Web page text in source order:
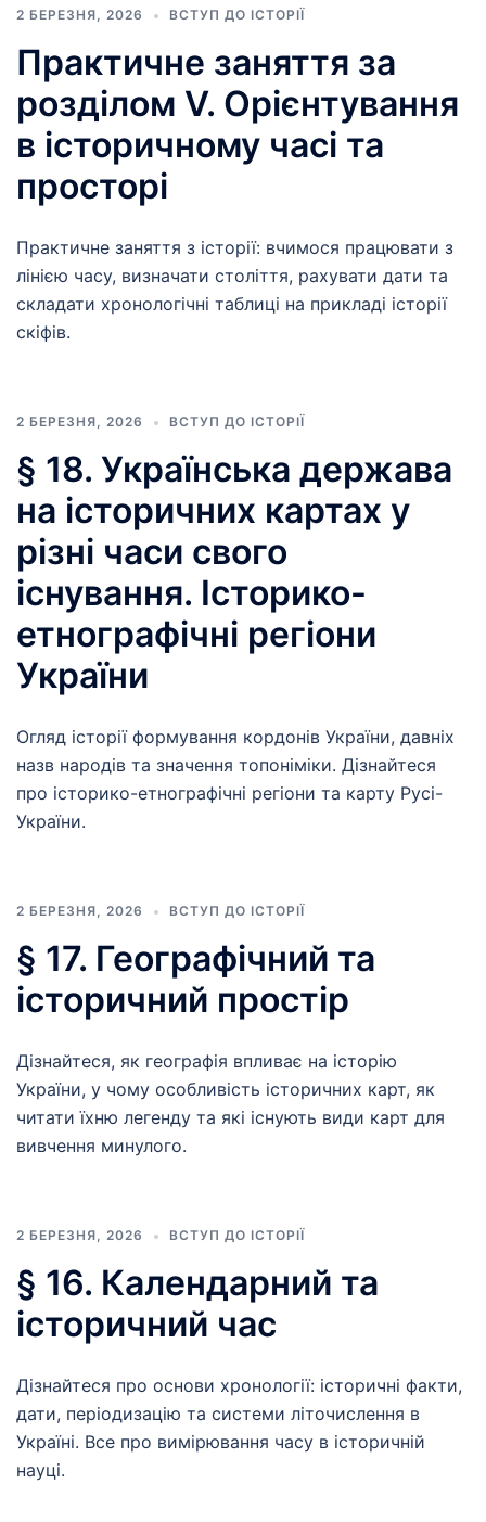
2 БЕРЕЗНЯ, 2026 ВСТУП ДО ІСТОРІЇ
Практичне заняття за
розділом V. Орієнтування
в історичному часі та
просторі
Практичне заняття з історії: вчимося працювати з
лінією часу, визначати століття, рахувати дати та
складати хронологічні таблиці на прикладі історії
скіфів.
2 БЕРЕЗНЯ, 2026 ВСТУП ДО ІСТОРІЇ
§ 18. Українська держава
на історичних картах у
різні часи свого
існування. Історико-
етнографічні регіони
України
Огляд історії формування кордонів України, давніх
назв народів та значення топоніміки. Дізнайтеся
про історико-етнографічні регіони та карту Русі-
України.
2 БЕРЕЗНЯ, 2026 ВСТУП ДО ІСТОРІЇ
§ 17. Географічний та
історичний простір
Дізнайтеся, як географія впливає на історію
України, у чому особливість історичних карт, як
читати їхню легенду та які існують види карт для
вивчення минулого.
2 БЕРЕЗНЯ, 2026 ВСТУП ДО ІСТОРІЇ
§ 16. Календарний та
історичний час
Дізнайтеся про основи хронології: історичні факти,
дати, періодизацію та системи літочислення в
Україні. Все про вимірювання часу в історичній
науці.